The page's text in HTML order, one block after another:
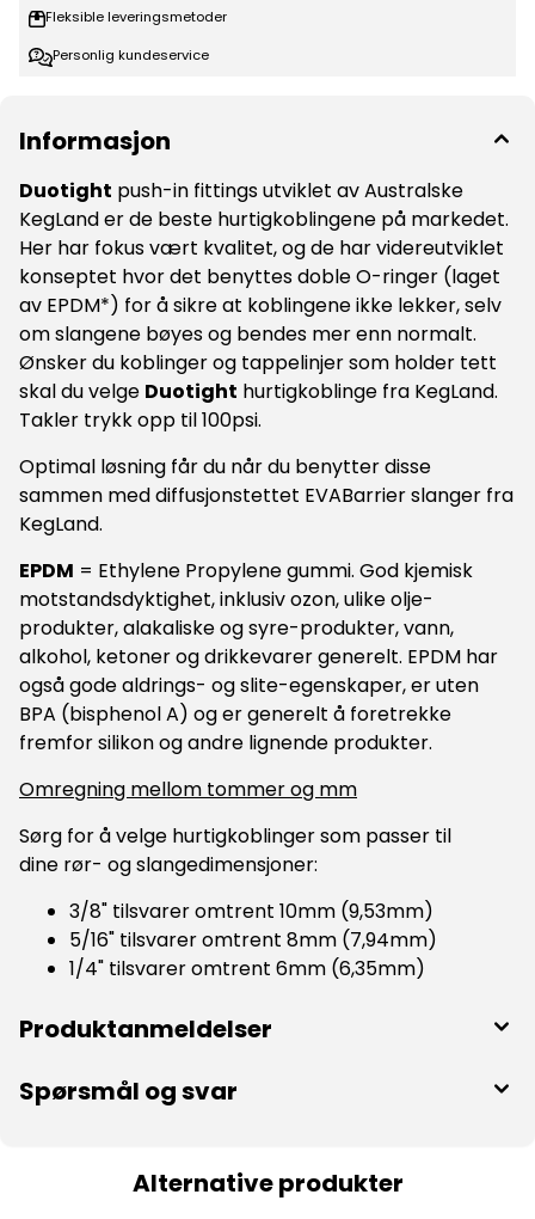
tilsvarer omtrent 6mm (6,35mm)
Fleksible leveringsmetoder
Personlig kundeservice
Informasjon
Duotight push-in fittings utviklet av Australske
KegLand er de beste hurtigkoblingene på markedet.
Her har fokus vært kvalitet, og de har videreutviklet
konseptet hvor det benyttes doble O-ringer (laget
av EPDM*) for å sikre at koblingene ikke lekker, selv
om slangene bøyes og bendes mer enn normalt.
Ønsker du koblinger og tappelinjer som holder tett
skal du velge Duotight hurtigkoblinge fra KegLand.
Takler trykk opp til 100psi.
Optimal løsning får du når du benytter disse
sammen med diffusjonstettet EVABarrier slanger fra
KegLand.
EPDM = Ethylene Propylene gummi. God kjemisk
motstandsdyktighet, inklusiv ozon, ulike olje-
produkter, alakaliske og syre-produkter, vann,
alkohol, ketoner og drikkevarer generelt. EPDM har
også gode aldrings- og slite-egenskaper, er uten
BPA (bisphenol A) og er generelt å foretrekke
fremfor silikon og andre lignende produkter.
Omregning mellom tommer og mm
Sørg for å velge hurtigkoblinger som passer til
dine rør- og slangedimensjoner:
3/8" tilsvarer omtrent 10mm (9,53mm)
5/16" tilsvarer omtrent 8mm (7,94mm)
1/4" tilsvarer omtrent 6mm (6,35mm)
Produktanmeldelser
Spørsmål og svar
Alternative produkter